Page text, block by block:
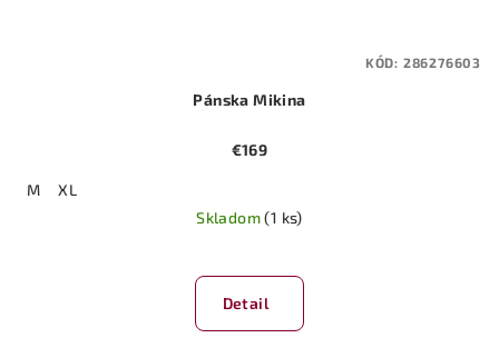
Pánska Mikina
€169
M
XL
Skladom(1 ks)
Detail
KÓD: 286276603